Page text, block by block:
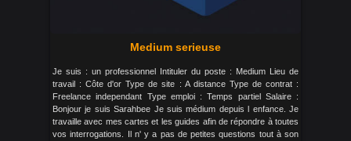
Medium serieuse
Je suis : un professionnel Intituler du poste : Medium Lieu de
travail : Côte d'or Type de site : A distance Type de contrat :
Freelance independant Type emploi : Temps partiel Salaire :
Bonjour je suis Sarahbee Je suis médium depuis l enfance. Je
travaille avec mes cartes et les guides afin de répondre à toutes
vos interrogations. Il n' y a pas de petites questions tout à son